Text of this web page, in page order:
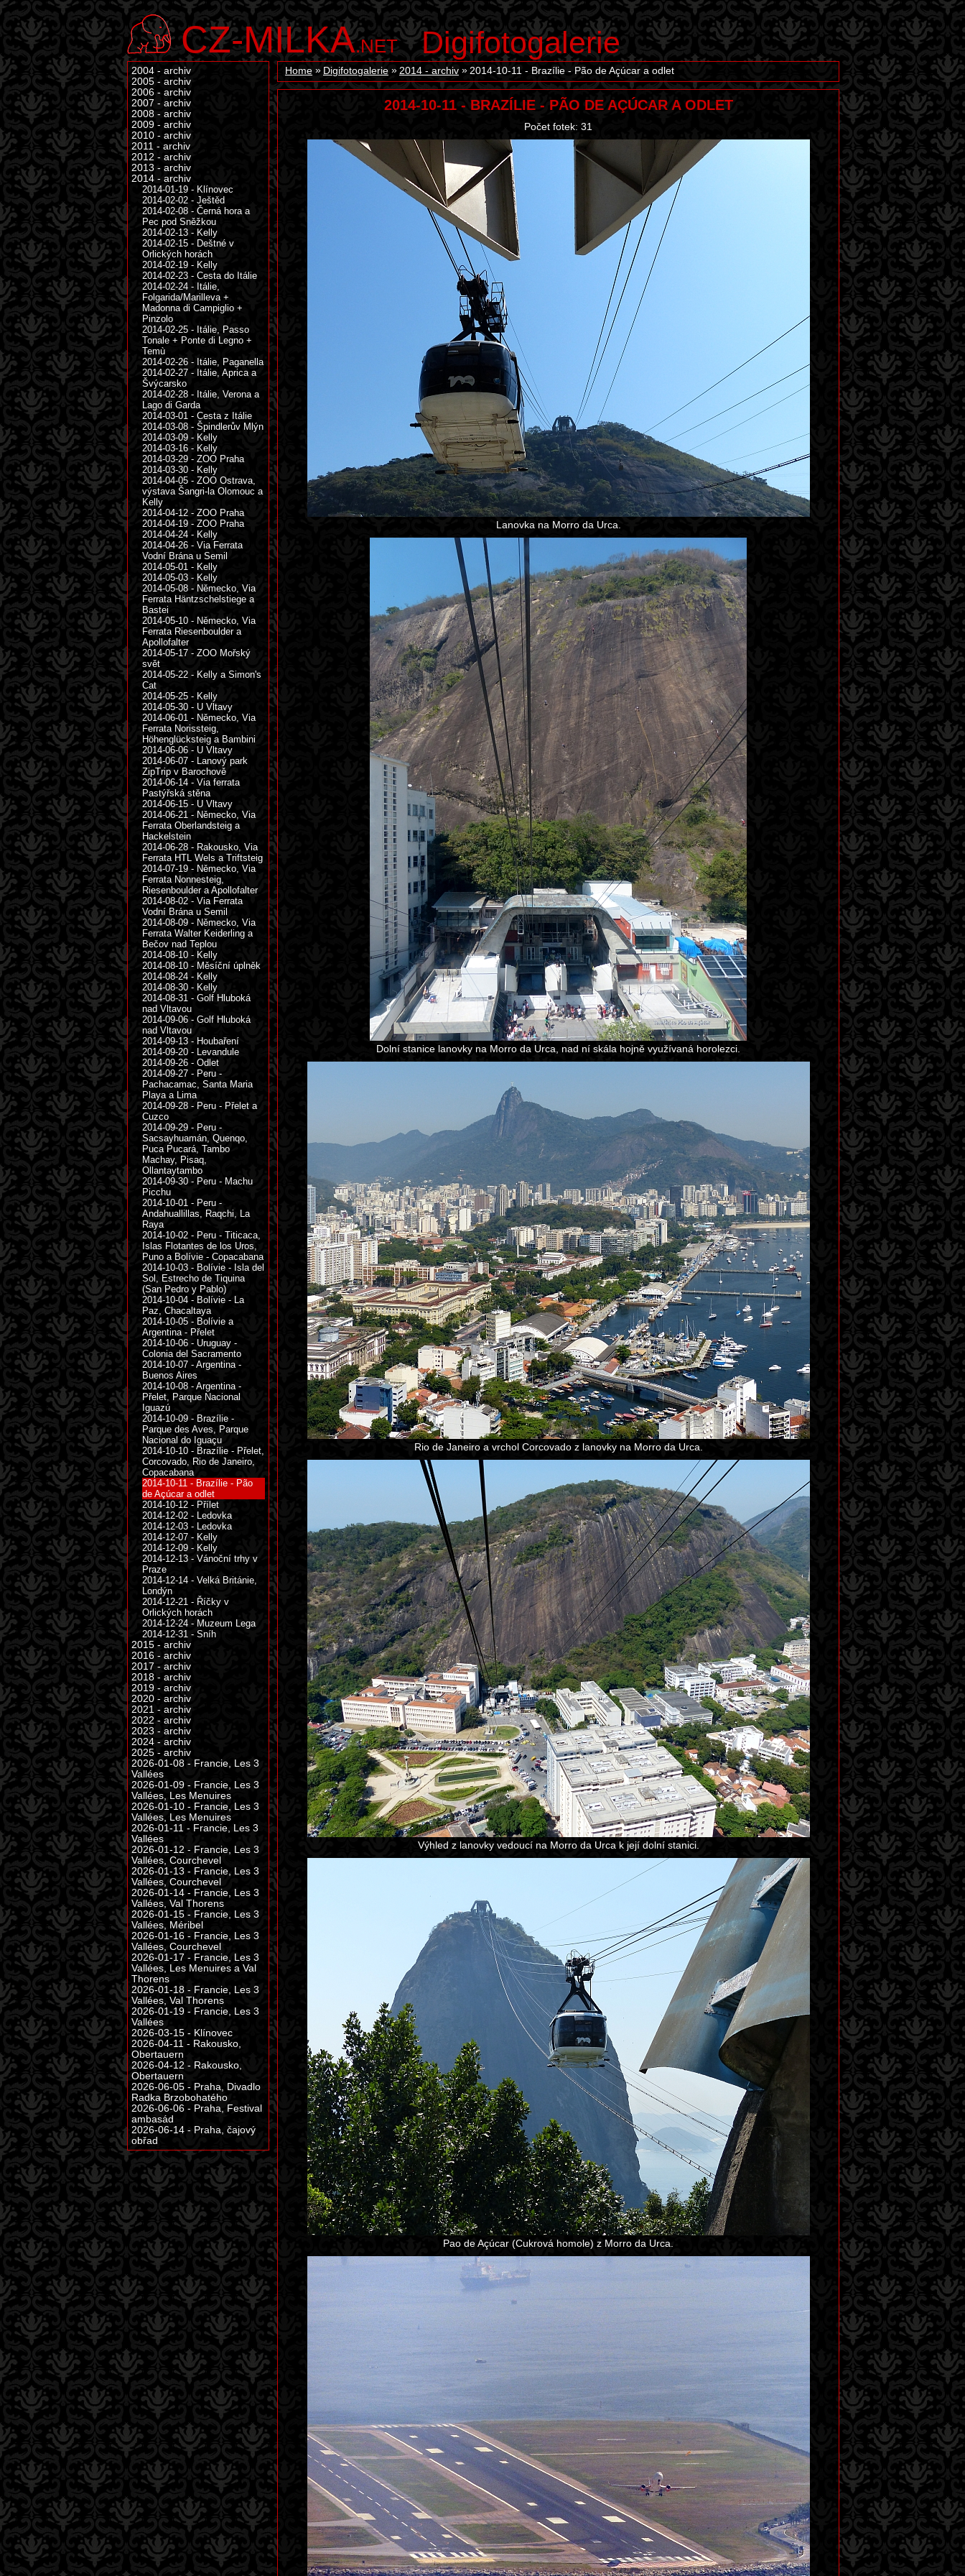
CZ-MILKA.NET Digifotogalerie
Home Digifotogalerie 2014 - archiv 2014-10-11 - Brazílie - Pão de Açúcar a odlet
2014-10-11 - BRAZÍLIE - PÃO DE AÇÚCAR A ODLET
Počet fotek: 31
Lanovka na Morro da Urca.
Dolní stanice lanovky na Morro da Urca, nad ní skála hojně využívaná horolezci.
Rio de Janeiro a vrchol Corcovado z lanovky na Morro da Urca.
Výhled z lanovky vedoucí na Morro da Urca k její dolní stanici.
Pao de Açúcar (Cukrová homole) z Morro da Urca.
2004 - archiv
2005 - archiv
2006 - archiv
2007 - archiv
2008 - archiv
2009 - archiv
2010 - archiv
2011 - archiv
2012 - archiv
2013 - archiv
2014 - archiv
2014-01-19 - Klínovec
2014-02-02 - Ještěd
2014-02-08 - Černá hora a
Pec pod Sněžkou
2014-02-13 - Kelly
2014-02-15 - Deštné v
Orlických horách
2014-02-19 - Kelly
2014-02-23 - Cesta do Itálie
2014-02-24 - Itálie,
Folgarida/Marilleva +
Madonna di Campiglio +
Pinzolo
2014-02-25 - Itálie, Passo
Tonale + Ponte di Legno +
Temù
2014-02-26 - Itálie, Paganella
2014-02-27 - Itálie, Aprica a
Švýcarsko
2014-02-28 - Itálie, Verona a
Lago di Garda
2014-03-01 - Cesta z Itálie
2014-03-08 - Špindlerův Mlýn
2014-03-09 - Kelly
2014-03-16 - Kelly
2014-03-29 - ZOO Praha
2014-03-30 - Kelly
2014-04-05 - ZOO Ostrava,
výstava Šangri-la Olomouc a
Kelly
2014-04-12 - ZOO Praha
2014-04-19 - ZOO Praha
2014-04-24 - Kelly
2014-04-26 - Via Ferrata
Vodní Brána u Semil
2014-05-01 - Kelly
2014-05-03 - Kelly
2014-05-08 - Německo, Via
Ferrata Häntzschelstiege a
Bastei
2014-05-10 - Německo, Via
Ferrata Riesenboulder a
Apollofalter
2014-05-17 - ZOO Mořský
svět
2014-05-22 - Kelly a Simon's
Cat
2014-05-25 - Kelly
2014-05-30 - U Vltavy
2014-06-01 - Německo, Via
Ferrata Norissteig,
Höhenglücksteig a Bambini
2014-06-06 - U Vltavy
2014-06-07 - Lanový park
ZipTrip v Barochově
2014-06-14 - Via ferrata
Pastýřská stěna
2014-06-15 - U Vltavy
2014-06-21 - Německo, Via
Ferrata Oberlandsteig a
Hackelstein
2014-06-28 - Rakousko, Via
Ferrata HTL Wels a Triftsteig
2014-07-19 - Německo, Via
Ferrata Nonnesteig,
Riesenboulder a Apollofalter
2014-08-02 - Via Ferrata
Vodní Brána u Semil
2014-08-09 - Německo, Via
Ferrata Walter Keiderling a
Bečov nad Teplou
2014-08-10 - Kelly
2014-08-10 - Měsíční úplněk
2014-08-24 - Kelly
2014-08-30 - Kelly
2014-08-31 - Golf Hluboká
nad Vltavou
2014-09-06 - Golf Hluboká
nad Vltavou
2014-09-13 - Houbaření
2014-09-20 - Levandule
2014-09-26 - Odlet
2014-09-27 - Peru -
Pachacamac, Santa Maria
Playa a Lima
2014-09-28 - Peru - Přelet a
Cuzco
2014-09-29 - Peru -
Sacsayhuamán, Quenqo,
Puca Pucará, Tambo
Machay, Pisaq,
Ollantaytambo
2014-09-30 - Peru - Machu
Picchu
2014-10-01 - Peru -
Andahuallillas, Raqchi, La
Raya
2014-10-02 - Peru - Titicaca,
Islas Flotantes de los Uros,
Puno a Bolívie - Copacabana
2014-10-03 - Bolívie - Isla del
Sol, Estrecho de Tiquina
(San Pedro y Pablo)
2014-10-04 - Bolívie - La
Paz, Chacaltaya
2014-10-05 - Bolívie a
Argentina - Přelet
2014-10-06 - Uruguay -
Colonia del Sacramento
2014-10-07 - Argentina -
Buenos Aires
2014-10-08 - Argentina -
Přelet, Parque Nacional
Iguazú
2014-10-09 - Brazílie -
Parque des Aves, Parque
Nacional do Iguaçu
2014-10-10 - Brazílie - Přelet,
Corcovado, Rio de Janeiro,
Copacabana
2014-10-11 - Brazílie - Pão
de Açúcar a odlet
2014-10-12 - Přílet
2014-12-02 - Ledovka
2014-12-03 - Ledovka
2014-12-07 - Kelly
2014-12-09 - Kelly
2014-12-13 - Vánoční trhy v
Praze
2014-12-14 - Velká Británie,
Londýn
2014-12-21 - Říčky v
Orlických horách
2014-12-24 - Muzeum Lega
2014-12-31 - Sníh
2015 - archiv
2016 - archiv
2017 - archiv
2018 - archiv
2019 - archiv
2020 - archiv
2021 - archiv
2022 - archiv
2023 - archiv
2024 - archiv
2025 - archiv
2026-01-08 - Francie, Les 3
Vallées
2026-01-09 - Francie, Les 3
Vallées, Les Menuires
2026-01-10 - Francie, Les 3
Vallées, Les Menuires
2026-01-11 - Francie, Les 3
Vallées
2026-01-12 - Francie, Les 3
Vallées, Courchevel
2026-01-13 - Francie, Les 3
Vallées, Courchevel
2026-01-14 - Francie, Les 3
Vallées, Val Thorens
2026-01-15 - Francie, Les 3
Vallées, Méribel
2026-01-16 - Francie, Les 3
Vallées, Courchevel
2026-01-17 - Francie, Les 3
Vallées, Les Menuires a Val
Thorens
2026-01-18 - Francie, Les 3
Vallées, Val Thorens
2026-01-19 - Francie, Les 3
Vallées
2026-03-15 - Klínovec
2026-04-11 - Rakousko,
Obertauern
2026-04-12 - Rakousko,
Obertauern
2026-06-05 - Praha, Divadlo
Radka Brzobohatého
2026-06-06 - Praha, Festival
ambasád
2026-06-14 - Praha, čajový
obřad